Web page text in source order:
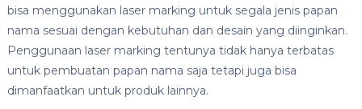
bisa menggunakan laser marking untuk segala jenis papan
nama sesuai dengan kebutuhan dan desain yang diinginkan.
Penggunaan laser marking tentunya tidak hanya terbatas
untuk pembuatan papan nama saja tetapi juga bisa
dimanfaatkan untuk produk lainnya.